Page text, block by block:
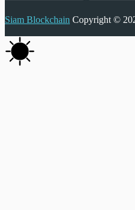
Siam Blockchain Copyright ©